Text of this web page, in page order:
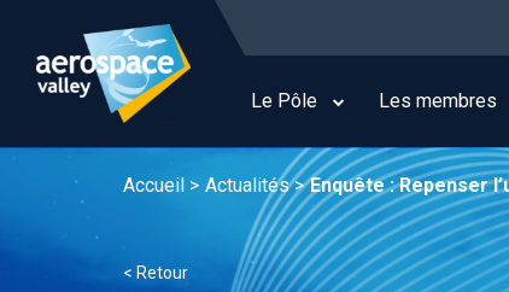
contenu
principal
navigation
Le Pôle Les membres
Accueil > Actualités > Enquête : Repenser
< Retour